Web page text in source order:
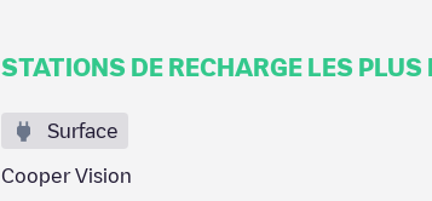
STATIONS DE RECHARGE LES PLUS
Surface
Cooper Vision